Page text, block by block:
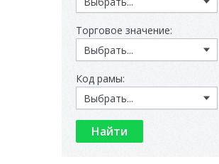
Торговое значение:
Код рамы: